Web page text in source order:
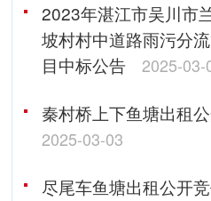
2023年湛江市吴川市
坡村村中道路雨污分
目中标公告
2025-03-
秦村桥上下鱼塘出租
2025-03-03
尽尾车鱼塘出租公开